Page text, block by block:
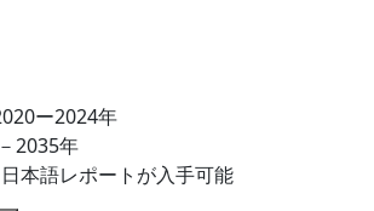
ー2024年
2035年
本語レポートが入手可能